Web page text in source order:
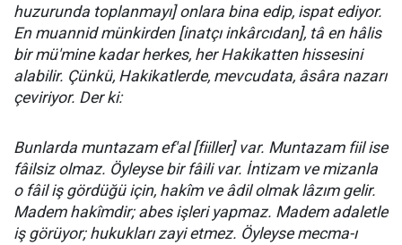
huzurunda toplanmayı] onlara bina edip, ispat ediyor.
En mu­an­nid münkirden [inatçı inkârcıdan], tâ en hâlis
bir mü'mine kadar herkes, her Hakikatten hissesini
alabilir. Çünkü, Hakikatlerde, mevcudata, âsâra nazarı
çeviriyor. Der ki:
Bunlarda muntazam ef'al [fiiller] var. Muntazam fiil ise
fâilsiz olmaz. Öyleyse bir fâili var. İntizam ve mizanla
o fâil iş gördüğü için, hakîm ve âdil olmak lâzım gelir.
Madem hakîmdir; abes işleri yapmaz. Madem adaletle
iş görüyor; hukukları zayi etmez. Öyleyse mecma-ı